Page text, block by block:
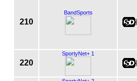
210
BandSports
220
SportyNet+ 1